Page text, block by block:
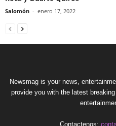
Salomón - enero 17, 2022
Newsmag is your news,
provide you with the latest
Contactenos: